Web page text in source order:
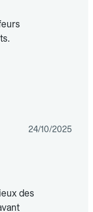
24/10/2025
des